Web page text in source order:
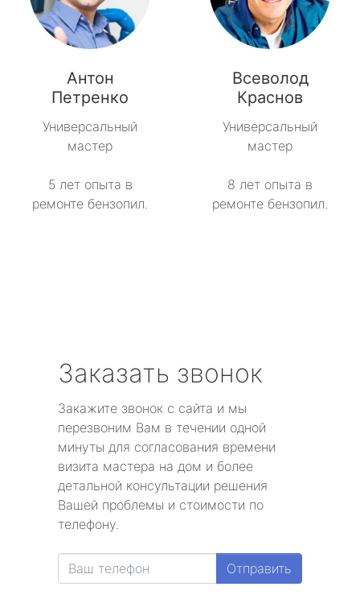
Антон
Петренко
Универсальный
мастер
5 лет опыта в
ремонте бензопил.
Всеволод
Краснов
Универсальный
мастер
8 лет опыта в
ремонте бензопил.
Заказать звонок
Закажите звонок с сайта и мы
перезвоним Вам в течении одной
минуты для согласования времени
визита мастера на дом и более
детальной консультации решения
Вашей проблемы и стоимости по
телефону.
Отправить